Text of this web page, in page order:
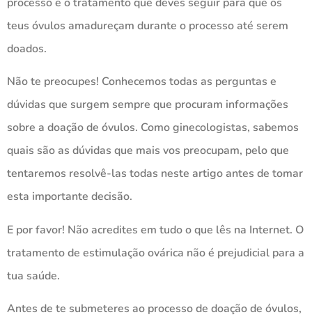
teus óvulos amadureçam durante o processo até serem
doados.
Não te preocupes! Conhecemos todas as perguntas e
dúvidas que surgem sempre que procuram informações
sobre a doação de óvulos. Como ginecologistas, sabemos
quais são as dúvidas que mais vos preocupam, pelo que
tentaremos resolvê-las todas neste artigo antes de tomar
esta importante decisão.
E por favor! Não acredites em tudo o que lês na Internet. O
tratamento de estimulação ovárica não é prejudicial para a
tua saúde.
Antes de te submeteres ao processo de doação de óvulos,